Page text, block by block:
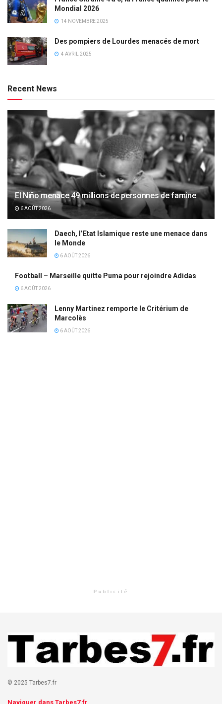
Mondial 2026
14 NOVEMBRE 2025
Des pompiers de Lourdes menacés de mort
4 AVRIL 2025
Recent News
El Niño menace 49 millions de personnes de famine
6 AOÛT 2026
Daech, l’Etat Islamique reste une menace dans
le Monde
6 AOÛT 2026
Football – Marseille quitte Puma pour rejoindre Adidas
6 AOÛT 2026
Lenny Martinez remporte le Critérium de
Marcolès
6 AOÛT 2026
Publicité
© 2025 Tarbes7.fr
Naviguer dans Tarbes7.fr